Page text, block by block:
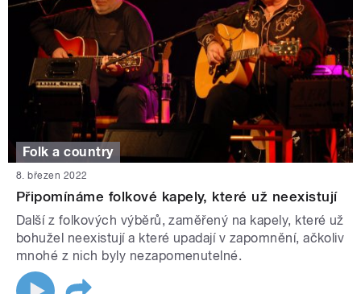
Folk a country
8. březen 2022
Připomínáme folkové kapely, které už neexistují
Další z folkových výběrů, zaměřený na kapely, které už
bohužel neexistují a které upadají v zapomnění, ačkoliv
mnohé z nich byly nezapomenutelné.